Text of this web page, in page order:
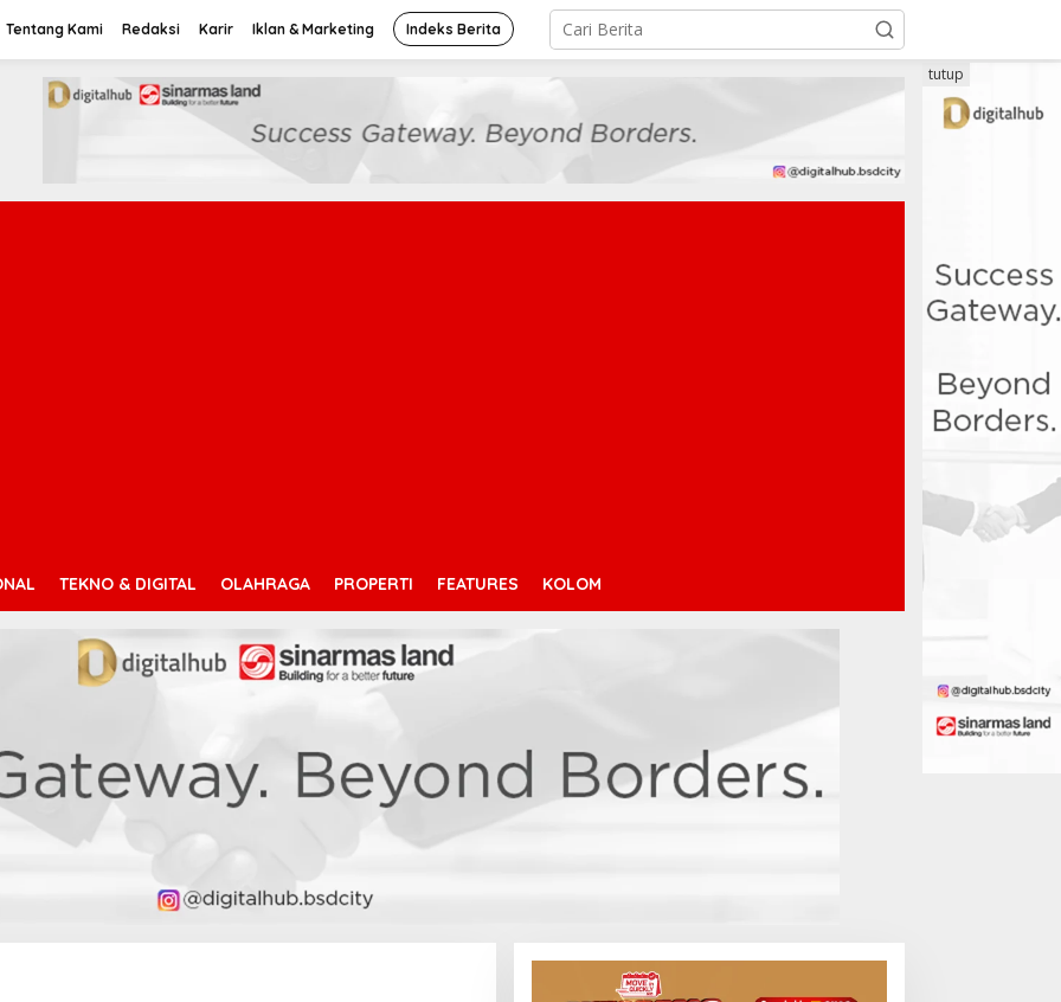
Tentang Kami Redaksi Karir Iklan & Marketing Indeks Berita
TEKNO & DIGITAL OLAHRAGA PROPERTI FEATURES KOLOM
tutup